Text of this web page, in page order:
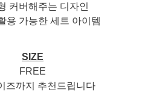
커버해주는 디자인
용 가능한 세트 아이템
SIZE
FREE
즈까지 추천드립니다